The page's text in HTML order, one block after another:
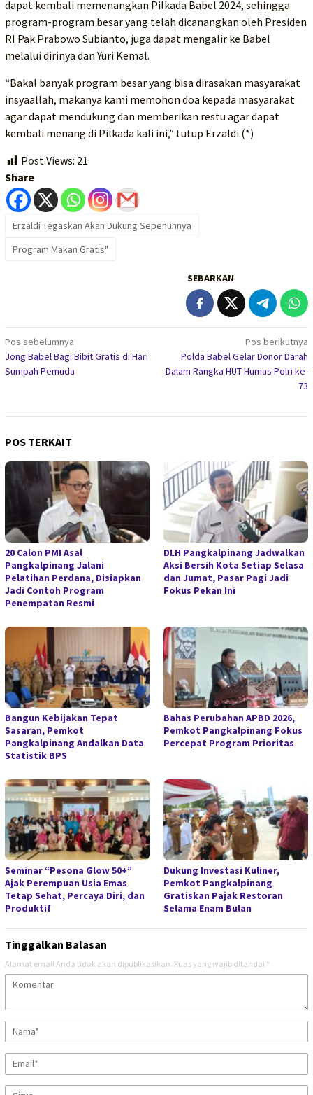
dapat kembali memenangkan Pilkada Babel 2024, sehingga
program-program besar yang telah dicanangkan oleh Presiden
RI Pak Prabowo Subianto, juga dapat mengalir ke Babel
melalui dirinya dan Yuri Kemal.
“Bakal banyak program besar yang bisa dirasakan masyarakat
insyaallah, makanya kami memohon doa kepada masyarakat
agar dapat mendukung dan memberikan restu agar dapat
kembali menang di Pilkada kali ini,” tutup Erzaldi.(*)
Post Views: 21
Share
Erzaldi Tegaskan Akan Dukung Sepenuhnya
Program Makan Gratis"
SEBARKAN
Navigasi
pos
Pos sebelumnya
Jong Babel Bagi Bibit Gratis di Hari
Sumpah Pemuda
Pos berikutnya
Polda Babel Gelar Donor Darah
Dalam Rangka HUT Humas Polri ke-
73
POS TERKAIT
20 Calon PMI Asal
Pangkalpinang Jalani
Pelatihan Perdana, Disiapkan
Jadi Contoh Program
Penempatan Resmi
DLH Pangkalpinang Jadwalkan
Aksi Bersih Kota Setiap Selasa
dan Jumat, Pasar Pagi Jadi
Fokus Pekan Ini
Bangun Kebijakan Tepat
Sasaran, Pemkot
Pangkalpinang Andalkan Data
Statistik BPS
Bahas Perubahan APBD 2026,
Pemkot Pangkalpinang Fokus
Percepat Program Prioritas
Seminar “Pesona Glow 50+”
Ajak Perempuan Usia Emas
Tetap Sehat, Percaya Diri, dan
Produktif
Dukung Investasi Kuliner,
Pemkot Pangkalpinang
Gratiskan Pajak Restoran
Selama Enam Bulan
Tinggalkan Balasan
Alamat email Anda tidak akan dipublikasikan. Ruas yang wajib ditandai *